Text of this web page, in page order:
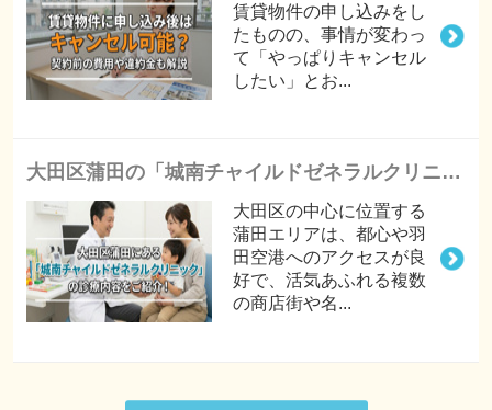
賃貸物件の申し込みをし
たものの、事情が変わっ
て「やっぱりキャンセル
したい」とお...
大田区蒲田の「城南チャイルドゼネラルクリニック」をご紹介！
大田区の中心に位置する
蒲田エリアは、都心や羽
田空港へのアクセスが良
好で、活気あふれる複数
の商店街や名...